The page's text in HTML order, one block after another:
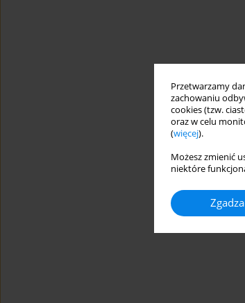
Przetwarzamy
zachowaniu
cookies (tzw.
oraz w celu
(więcej).
Możesz zmienić
niektóre